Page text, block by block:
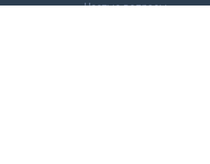
Частые вопросы